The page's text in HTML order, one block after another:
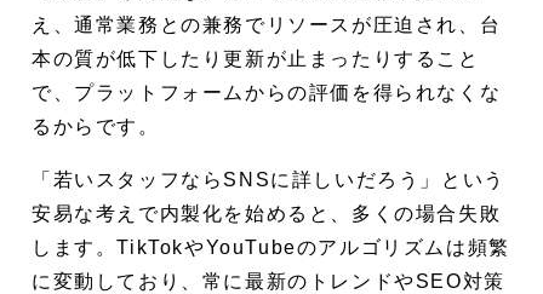
え、通常業務との兼務でリソースが圧迫され、台
本の質が低下したり更新が止まったりすること
で、プラットフォームからの評価を得られなくな
るからです。
「若いスタッフならSNSに詳しいだろう」という
安易な考えで内製化を始めると、多くの場合失敗
します。TikTokやYouTubeのアルゴリズムは頻繁
に変動しており、常に最新のトレンドやSEO対策